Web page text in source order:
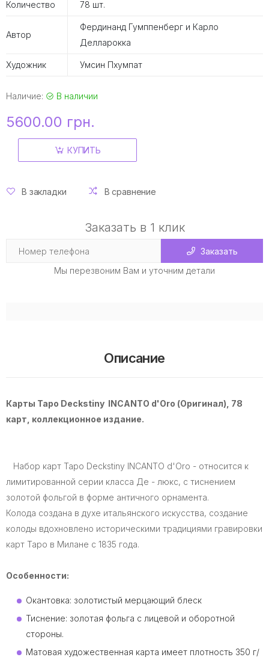
Количество 78 шт.
Автор
Фердинанд Гумппенберг и Карло
Делларокка
Художник Умсин Пхумпат
Наличие: В наличии
5600.00 грн.
КУПИТЬ
В закладки В сравнение
Заказать в 1 клик
Заказать
Мы перезвоним Вам и уточним детали
Описание
Карты Таро Deckstiny INCANTO d'Oro (Оригинал), 78
карт, коллекционное издание.
Набор карт Таро Deckstiny INCANTO d'Oro - относится к
лимитированной серии класса Де - люкс, с тиснением
золотой фольгой в форме античного орнамента.
Колода создана в духе итальянского искусства, создание
колоды вдохновлено историческими традициями гравировки
карт Таро в Милане с 1835 года.
Особенности:
Окантовка: золотистый мерцающий блеск
Тиснение: золотая фольга с лицевой и оборотной
стороны.
Матовая художественная карта имеет плотность 350 г/